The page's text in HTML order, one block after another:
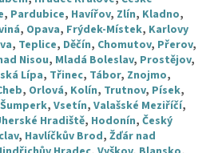
, Pardubice, Havířov, Zlín, Kladno,
, Opava, Frýdek-Místek, Karlovy
, Teplice, Děčín, Chomutov, Přerov,
Nisou, Mladá Boleslav, Prostějov,
Lípa, Třinec, Tábor, Znojmo,
, Orlová, Kolín, Trutnov, Písek,
Šumperk, Vsetín, Valašské Meziříčí,
Hradiště, Hodonín, Český
, Havlíčkův Brod, Žďár nad